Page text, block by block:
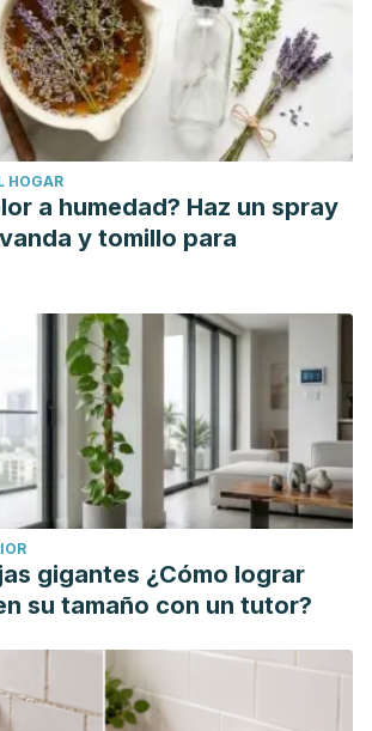
Cinthya Itzel , & Barragán Estrada,
(2014). PSICOLOGÍA DE LAS EMOCIONES
Y BENEFICIOS. Enseñanza e
Psicología, 19(1),103-118.[fecha de
de 2022]. ISSN: 0185-1594.
https://www.redalyc.org/articulo.oa?
HOGAR
a humedad? Haz un spray
y tomillo para
gigantes ¿Cómo lograr
su tamaño con un tutor?